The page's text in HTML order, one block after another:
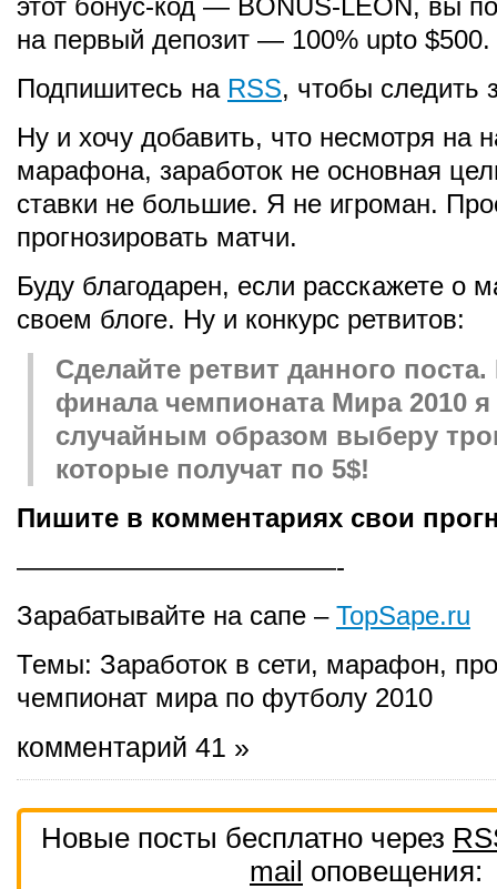
этот бонус-код — BONUS-LEON, вы
на первый депозит — 100% upto $500.
Подпишитесь на RSS, чтобы следить
Ну и хочу добавить, что несмотря на
марафона, заработок не основная
ставки не большие. Я не игроман.
прогнозировать матчи.
Буду благодарен, если расскажете о
своем блоге. Ну и конкурс ретвитов:
Сделайте ретвит данного
финала чемпионата Мира 2010 я
случайным образом выберу
которые получат по 5$!
Пишите в комментариях свои
————————————-
Зарабатывайте на сапе – TopSape.ru
Темы: Заработок в сети, марафон,
чемпионат мира по футболу 2010
комментарий 41 »
Новые посты бесплатно через
mail оповещения: